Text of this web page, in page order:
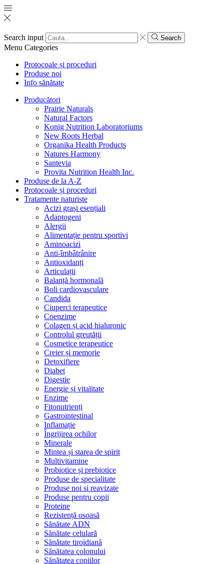
Search input Search
Menu Categories
Protocoale și proceduri
Produse noi
Info sănătate
Producători
Prairie Naturals
Natural Factors
Konig Nutrition Laboratoriums
New Roots Herbal
Organika Health Products
Natures Harmony
Santevia
Provita Nutrition Health Inc.
Produse de la A-Z
Protocoale și proceduri
Tratamente naturiste
Acizi grași esențiali
Adaptogeni
Alergii
Alimentație pentru sportivi
Aminoacizi
Anti-îmbâtrânire
Antioxidanți
Articulații
Balanță hormonală
Boli cardiovasculare
Candida
Ciuperci terapeutice
Coenzime
Colagen și acid hialuronic
Controlul greutății
Cosmetice terapeutice
Creier și memorie
Detoxifiere
Diabet
Digestie
Energie și vitalitate
Enzime
Fitonutrienți
Gastrointestinal
Inflamație
Îngrijirea ochilor
Minerale
Mintea și starea de spirit
Multivitamine
Probiotice și prebiotice
Produse de specialitate
Produse noi si reavizate
Produse pentru copii
Proteine
Rezistență osoasă
Sănătate ADN
Sănătate celulară
Sănătate tiroidiană
Sănătatea colonului
Sănătatea copiilor